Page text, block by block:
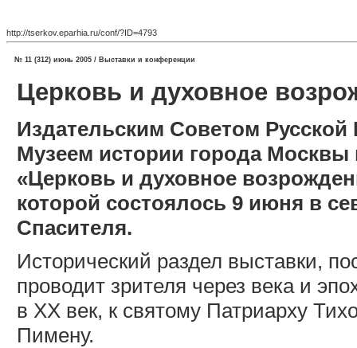
http://tserkov.eparhia.ru/conf/?ID=4793
№ 11 (312) июнь 2005 / Выставки и конференции
Церковь и духовное
Издательским Советом
Музеем истории города
«Церковь и духовное
которой состоялось 9 июня в
Спасителя.
Исторический раздел выставки,
проводит зрителя через века и
в ХХ век, к святому Патриарху
Пимену.